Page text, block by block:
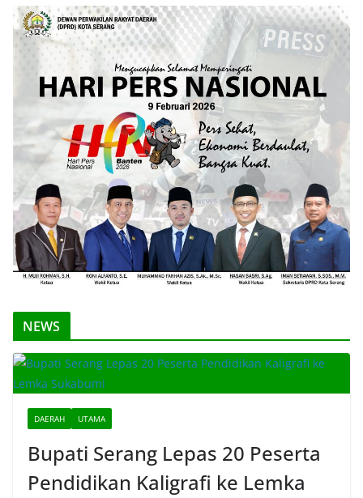
NEWS
DAERAH UTAMA
Bupati Serang Lepas 20 Peserta
Pendidikan Kaligrafi ke Lemka